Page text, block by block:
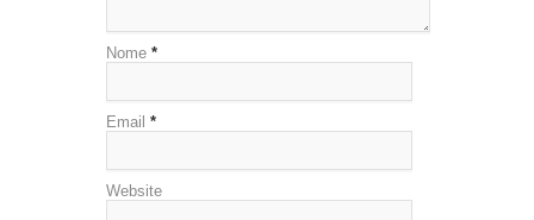
Nome *
Email *
Website